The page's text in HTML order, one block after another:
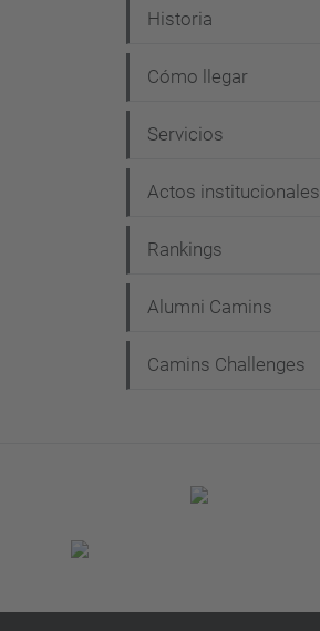
Historia
Cómo llegar
Servicios
Actos institucionales
Rankings
Alumni Camins
Camins Challenges